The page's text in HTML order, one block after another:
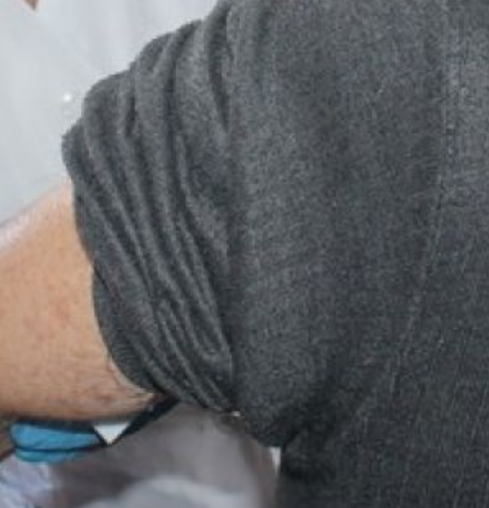
специфических генетических
нарушений. Затем выявляются
неоантигены, на основе
которых разрабатывается
индивидуальный
терапевтический препарат.
с персонализированным
подходом вакцина не будет
поступать в свободную
продажу. После успешного
завершения клинических
испытаний новая технология
станет доступна и для жителей
Хабаровского края.
Кому и чем может помочь
хабаровский центр
реабилитации
Читайте нас в соцсетях:
ВКонтакте,
Одноклассники,
Яндекс.Дзен
МАКС
Как вам материал?